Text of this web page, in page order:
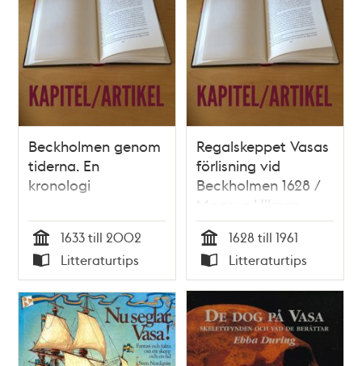
Beckholmen genom
tiderna. En
kronologi
Tid
1633 till 2002
Typ
Litteraturtips
Regalskeppet Vasas
förlisning vid
Beckholmen 1628 /
Magnus Ullman
Tid
1628 till 1961
Typ
Litteraturtips